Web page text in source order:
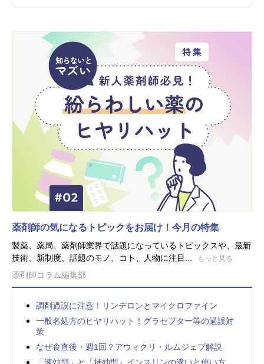
薬剤師の気になるトピックをお届け！今月の特集
製薬、薬局、薬剤師業界で話題になっているトピックスや、最新
技術、新制度、話題のモノ、コト、人物に注目...
もっと見る
薬剤師コラム編集部
調剤過誤に注意！リンデロンとマイクロファイン
一般名処方のヒヤリハット！グラセプター等の過誤対
策
なぜ食直後・週1回？アウィクリ・ルムジェブ解説